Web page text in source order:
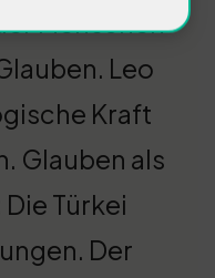
Menschen
Leo
Kraft
Glauben als
Türkei
Der